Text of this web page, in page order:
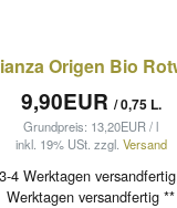
Origen Bio
9,90EUR / 0,75 L.
Grundpreis: 13,20EUR / l
inkl. 19% USt. zzgl. Versand
Werktagen versandfertig **